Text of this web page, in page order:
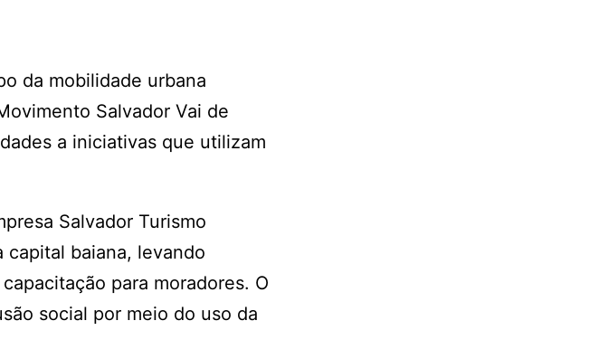
da mobilidade urbana
Salvador Vai de
a iniciativas que utilizam
Salvador Turismo
capital baiana, levando
para moradores. O
social por meio do uso da